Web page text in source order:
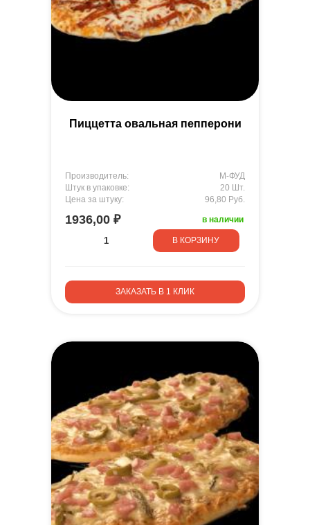
Пиццетта овальная пепперони
Производитель:
М-ФУД
Штук в упаковке:
20 Шт.
Цена за штуку:
96,80 Руб.
1936,00 ₽ в наличии
В КОРЗИНУ
ЗАКАЗАТЬ В 1 КЛИК